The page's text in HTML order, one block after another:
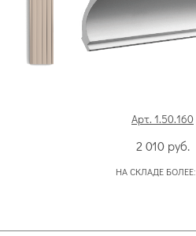
Арт. 1.50.160
2 010 руб.
НА СКЛАДЕ БОЛЕЕ: